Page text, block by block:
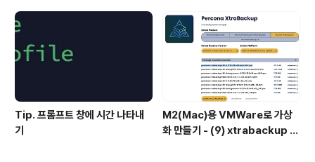
Tip. 프롬프트 창에 시간 나타내
기
M2(Mac)용 VMWare로 가상
화 만들기 - (9) xtrabackup 설